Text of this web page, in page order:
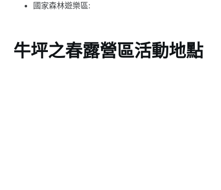
國家森林遊樂區:
牛坪之春露營區活動地點